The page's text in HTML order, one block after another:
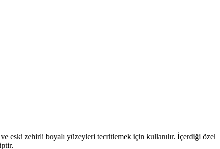
eski zehirli boyalı yüzeyleri tecritlemek için kullanılır. İçerdiği özel